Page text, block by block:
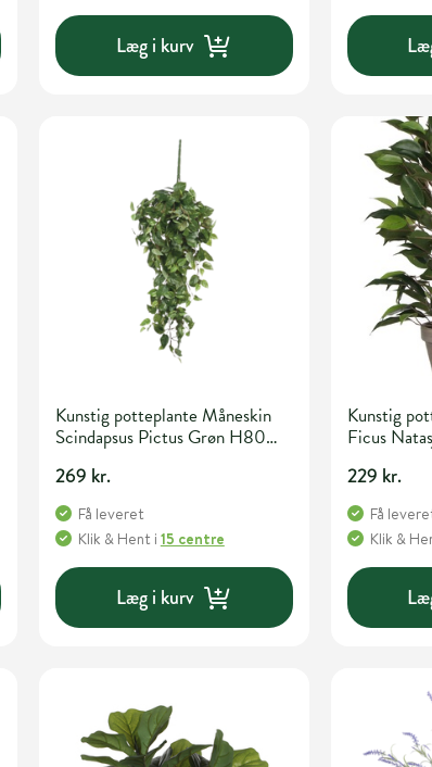
Læg i kurv
Kunstig potteplante Måneskin
Scindapsus Pictus Grøn H80
269 kr.
Få leveret
Klik & Hent i 15 centre
Læg i kurv
Kunstig
Ficus
229 kr.
Få
Klik &